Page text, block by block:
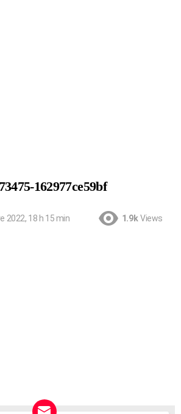
162977ce59bf
2022, 18 h 15 min 1.9k Views